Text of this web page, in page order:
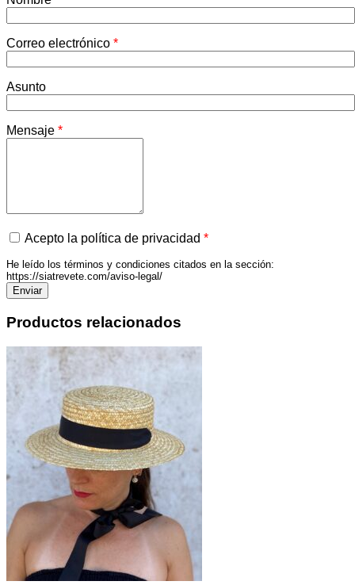
Correo electrónico *
Asunto
Mensaje *
Acepto la política de privacidad *
He leído los términos y condiciones citados en la sección:
https://siatrevete.com/aviso-legal/
Productos relacionados